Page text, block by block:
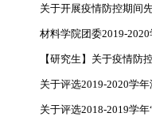
关于开展疫情防控期间
材料学院团委2019-
【研究生】关于疫情防
关于评选2019-2020学
关于评选2018-2019学